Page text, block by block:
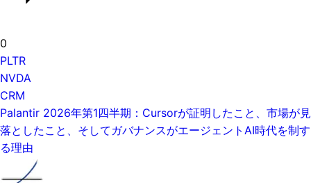
0
PLTR
NVDA
CRM
Palantir 2026年第1四半期：Cursorが証明したこと、市場が見
落としたこと、そしてガバナンスがエージェントAI時代を制す
る理由